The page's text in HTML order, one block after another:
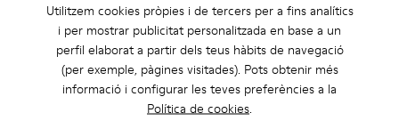
Utilitzem cookies pròpies i de tercers per a fins analítics
i per mostrar publicitat personalitzada en base a un
perfil elaborat a partir dels teus hàbits de navegació
(per exemple, pàgines visitades). Pots obtenir més
informació i configurar les teves preferències a la
Política de cookies.